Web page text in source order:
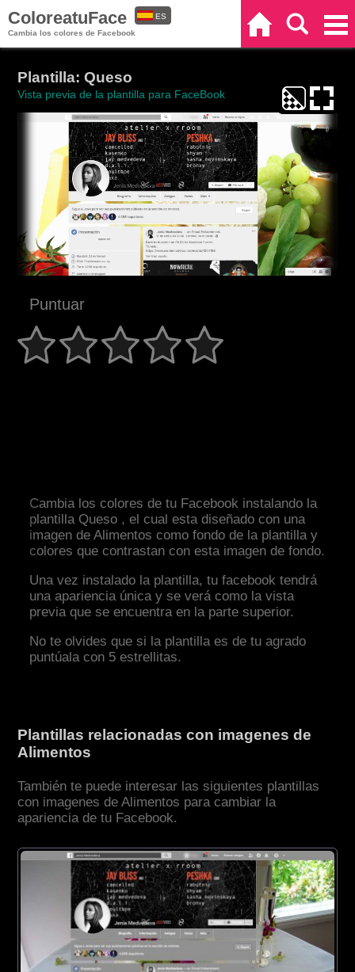
ColoreatuFace
Cambia los colores de Facebook
ES
Plantilla: Queso
Vista previa de la plantilla para FaceBook
Puntuar
Cambia los colores de tu Facebook instalando la
plantilla Queso , el cual esta diseñado con una
imagen de Alimentos como fondo de la plantilla y
colores que contrastan con esta imagen de fondo.
Una vez instalado la plantilla, tu facebook tendrá
una apariencia única y se verá como la vista
previa que se encuentra en la parte superior.
No te olvides que si la plantilla es de tu agrado
puntúala con 5 estrellitas.
Plantillas relacionadas con imagenes de
Alimentos
También te puede interesar las siguientes plantillas
con imagenes de Alimentos para cambiar la
apariencia de tu Facebook.